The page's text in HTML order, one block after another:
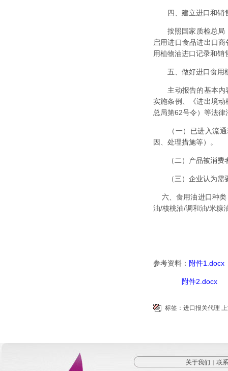
四、建立进口和销
按照国家质检总局《
启用进口食品进出口
用植物油进口记录和销
五、做好进口食用
主动报告的基本内容
实施条例、《进出境
总局第62号令）等法
（一）已进入流通
因、处理措施等）。
（二）产品被消费者
（三）企业认为需
六、食用油进口种
油/核桃油/调和油/米糠
参考资料： 附件1.docx
附件2.docx
标签： 进口报关代理
关于我们 | 联